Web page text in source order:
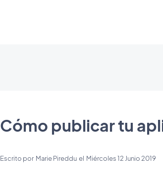
Cómo publicar tu
Escrito por Marie Pireddu el Miércoles 12 Junio 2019